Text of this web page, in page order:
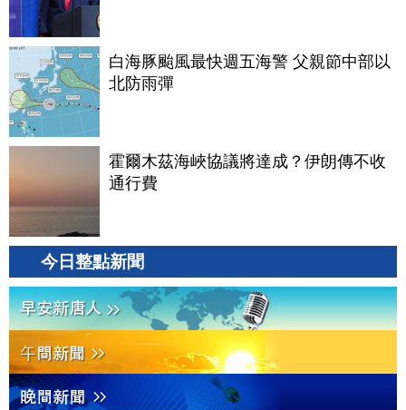
白海豚颱風最快週五海警 父親節中部以
北防雨彈
霍爾木茲海峽協議將達成？伊朗傳不收
通行費
今日整點新聞